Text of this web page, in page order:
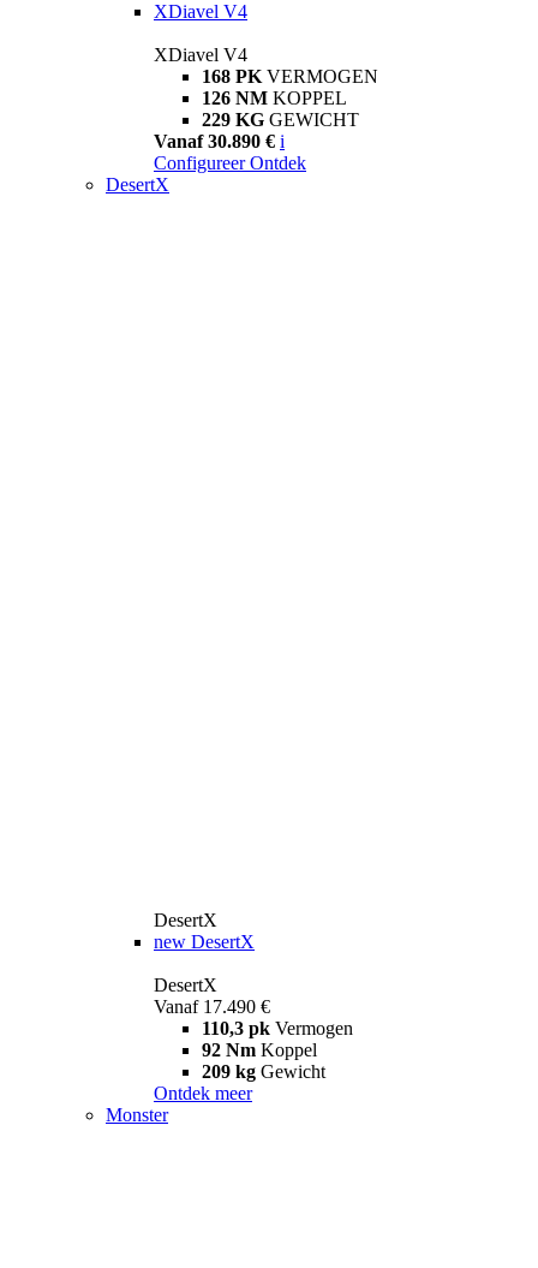
XDiavel V4
XDiavel V4
168 PK VERMOGEN
126 NM KOPPEL
229 KG GEWICHT
Vanaf 30.890 € i
Configureer Ontdek
DesertX
DesertX
new DesertX
DesertX
Vanaf 17.490 €
110,3 pk Vermogen
92 Nm Koppel
209 kg Gewicht
Ontdek meer
Monster